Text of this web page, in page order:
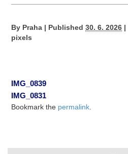
By Praha | Published 30. 6. 2026 |
pixels
IMG_0839
IMG_0831
Bookmark the permalink